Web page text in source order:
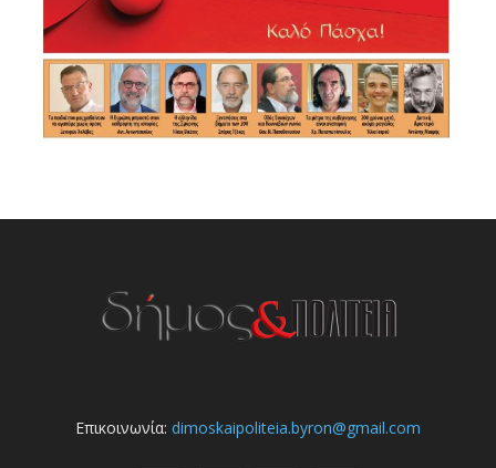
Επικοινωνία: dimoskaipoliteia.byron@gmail.com